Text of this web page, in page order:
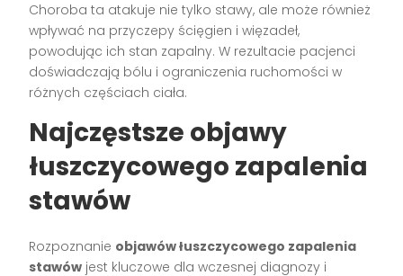
Choroba ta atakuje nie tylko stawy, ale może również
wpływać na przyczepy ścięgien i więzadeł,
powodując ich stan zapalny. W rezultacie pacjenci
doświadczają bólu i ograniczenia ruchomości w
różnych częściach ciała.
Najczęstsze objawy
łuszczycowego zapalenia
stawów
Rozpoznanie objawów łuszczycowego zapalenia
stawów jest kluczowe dla wczesnej diagnozy i